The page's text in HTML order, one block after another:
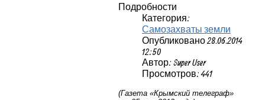
Подробности
Категория:
Самозахваты земли
Опубликовано 28.06.2014
12:50
Автор: Super User
Просмотров: 441
(Газета «Крымский телеграф»